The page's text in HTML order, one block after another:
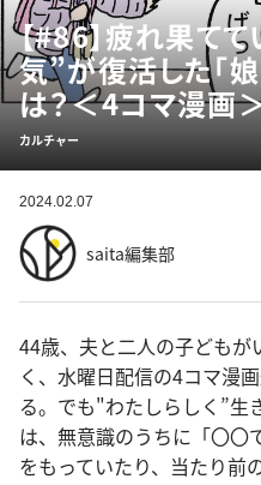
【#86】疲れ果て
気”が復活した「
は？＜4コマ漫画
カルチャー
2024.02.07
saita編集部
44歳、夫と二人の子ども
く、水曜日配信の4コマ漫
る。でも"わたしらしく”生
は、無意識のうちに「〇〇
をもっていたり、当たり前